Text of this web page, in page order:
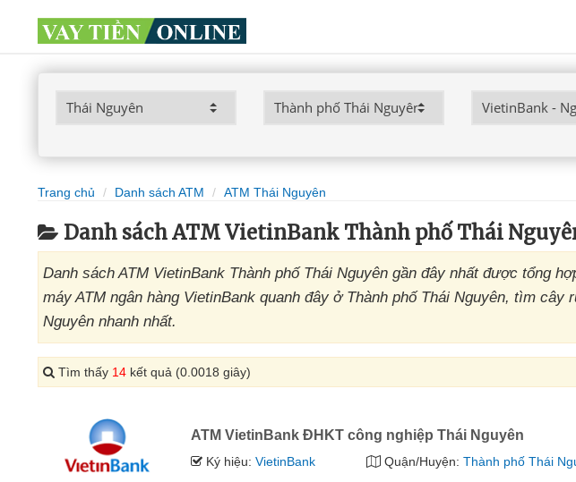
Trang chủ Danh sách ATM ATM Thái Nguyên
Danh sách ATM VietinBank Thành phố Thái
Danh sách ATM VietinBank Thành phố Thái Nguyên gần đây nhất được tổng
máy ATM ngân hàng VietinBank quanh đây ở Thành phố Thái Nguyên, tìm cây
Nguyên nhanh nhất.
Tìm thấy 14 kết quả (0.0018 giây)
ATM VietinBank ĐHKT công nghiệp Thái Nguyên
Ký hiệu:VietinBank Quận/Huyện: Thành phố Thái